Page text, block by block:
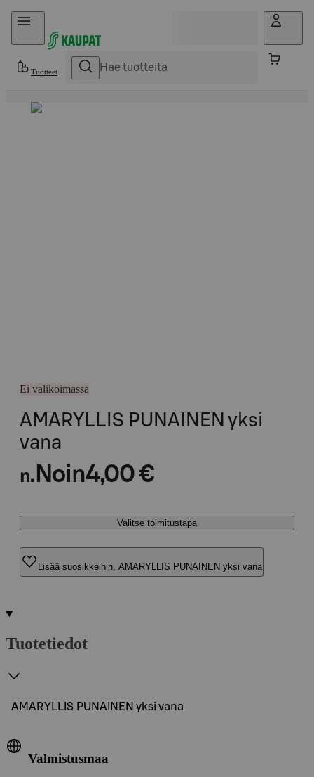
Hyppää sisältöön
Tuotteet
Ei valikoimassa
AMARYLLIS PUNAINEN yksi
vana
n. Noin4,00 €
Valitse toimitustapa
Lisää suosikkeihin, AMARYLLIS PUNAINEN yksi vana
Tuotetiedot
AMARYLLIS PUNAINEN yksi vana
Valmistusmaa